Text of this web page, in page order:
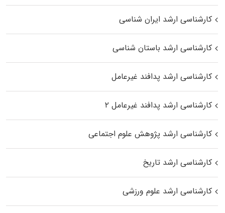
کارشناسی ارشد ایران شناسی
کارشناسی ارشد باستان شناسی
کارشناسی ارشد پدافند غیرعامل
کارشناسی ارشد پدافند غیرعامل ۲
کارشناسی ارشد پژوهش علوم اجتماعی
کارشناسی ارشد تاریخ
کارشناسی ارشد علوم ورزشی